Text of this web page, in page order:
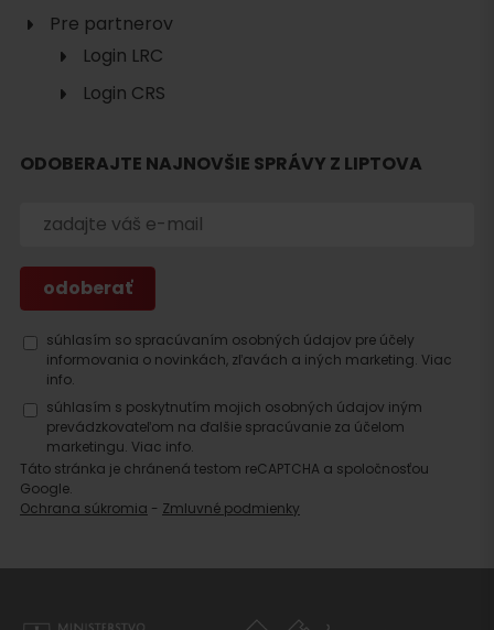
Hľadať
Pre partnerov
Login LRC
Login CRS
ODOBERAJTE NAJNOVŠIE SPRÁVY Z LIPTOVA
súhlasím so spracúvaním osobných údajov pre účely
informovania o novinkách, zľavách a iných marketing. Viac
info.
súhlasím s poskytnutím mojich osobných údajov iným
prevádzkovateľom na ďalšie spracúvanie za účelom
marketingu. Viac info.
Táto stránka je chránená testom reCAPTCHA a spoločnosťou
Google.
Ochrana súkromia - Zmluvné podmienky